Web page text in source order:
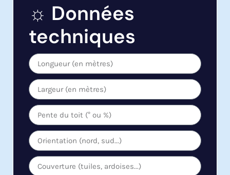
☼ Données
techniques